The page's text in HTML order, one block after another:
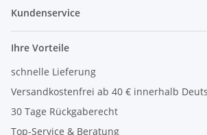
Kundenservice
Ihre Vorteile
schnelle Lieferung
Versandkostenfrei ab 40 € innerhalb
30 Tage Rückgaberecht
Top-Service & Beratung